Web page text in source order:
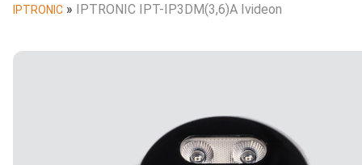
IPTRONIC » IPTRONIC IPT-IP3DM(3,6)A Ivideon